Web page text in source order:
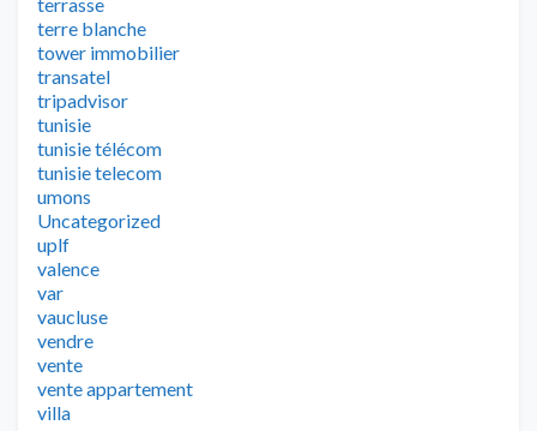
terre blanche
tower immobilier
transatel
tripadvisor
tunisie
tunisie télécom
tunisie telecom
umons
Uncategorized
uplf
valence
var
vaucluse
vendre
vente
vente appartement
villa